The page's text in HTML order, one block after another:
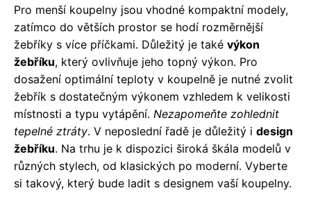
Pro menší koupelny jsou vhodné kompaktní modely,
zatímco do větších prostor se hodí rozměrnější
žebříky s více příčkami. Důležitý je také výkon
žebříku, který ovlivňuje jeho topný výkon. Pro
dosažení optimální teploty v koupelně je nutné zvolit
žebřík s dostatečným výkonem vzhledem k velikosti
místnosti a typu vytápění. Nezapomeňte zohlednit
tepelné ztráty. V neposlední řadě je důležitý i design
žebříku. Na trhu je k dispozici široká škála modelů v
různých stylech, od klasických po moderní. Vyberte
si takový, který bude ladit s designem vaší koupelny.